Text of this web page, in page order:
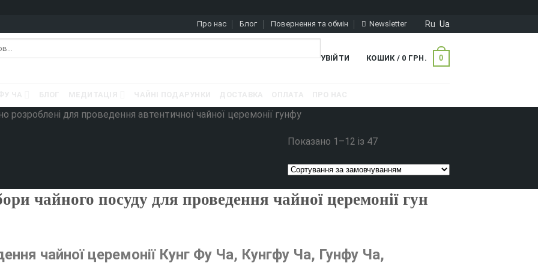
Про нас Блог Повернення та обмін Newsletter Ru Ua
УВІЙТИ КОШИК / 0 ГРН. 0
розроблені для проведення автентичної чайної церемонії гунфу
Показано 1–12 із 47
чайного посуду для проведення чайної церемонії гун
чайної церемонії Кунг Фу Ча, Кунгфу Ча, Гунфу Ча,